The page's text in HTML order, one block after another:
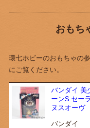
おもち
環七ホビーのおもちゃの
にご覧ください。
バンダイ 美
ーンS セー
ヌスオーヴ
バンダイ